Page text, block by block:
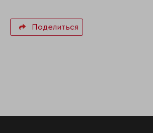
Поделиться